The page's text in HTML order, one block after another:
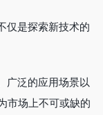
仅是探索新技术的
广泛的应用场景以
市场上不可或缺的